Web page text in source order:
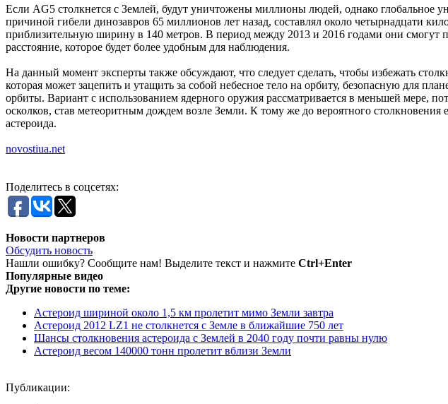
Если AG5 столкнется с Землей, будут уничтожены миллионы людей, однако глобальное
причиной гибели динозавров 65 миллионов лет назад, составлял около четырнадцати
приблизительную ширину в 140 метров. В период между 2013 и 2016 годами они смогут
расстояние, которое будет более удобным для наблюдения.
На данный момент эксперты также обсуждают, что следует сделать, чтобы избежать
которая может зацепить и утащить за собой небесное тело на орбиту, безопасную для
орбиты. Вариант с использованием ядерного оружия рассматривается в меньшей мере,
осколков, став метеоритным дождем возле Земли. К тому же до вероятного
астероида.
novostiua.net
Поделитесь в соцсетях:
Новости партнеров
Обсудить новость
Нашли ошибку? Сообщите нам! Выделите текст и нажмите Ctrl+Enter
Популярные видео
Другие новости по теме:
Астероид шириной около 1,5 км пролетит мимо Земли завтра
Астероид 2012 LZ1 не столкнется с Земле в ближайшие 750 лет
Шансы столкновения астероида с Землей в 2040 году почти равны нулю
Астероид весом 140000 тонн пролетит вблизи Земли
Публикации: